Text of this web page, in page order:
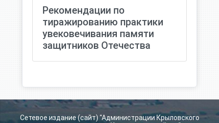
Рекомендации по
тиражированию практики
увековечивания памяти
защитников Отечества
Сетевое издание (сайт) "Администрации Крыловского